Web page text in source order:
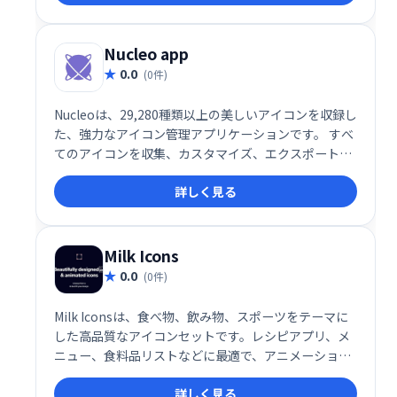
Nucleo app
0.0 (0件)
Nucleoは、29,280種類以上の美しいアイコンを収録し
た、強力なアイコン管理アプリケーションです。 すべ
てのアイコンを収集、カスタマイズ、エクスポートで
き、デザインワークを効率化します。 豊富な選択肢か
ら最適なアイコンを見つけ、プロジェクトをワンラン
クアップさせましょう。
詳しく見る
Milk Icons
0.0 (0件)
Milk Iconsは、食べ物、飲み物、スポーツをテーマに
した高品質なアイコンセットです。レシピアプリ、メ
ニュー、食料品リストなどに最適で、アニメーション
アイコンも用意。ゲームスケジューリングアプリにも
詳しく見る